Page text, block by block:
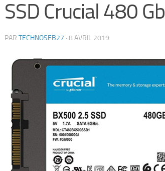
SSD Crucial 480 Gb
PAR TECHNOSEB27 · 8 AVRIL 2019